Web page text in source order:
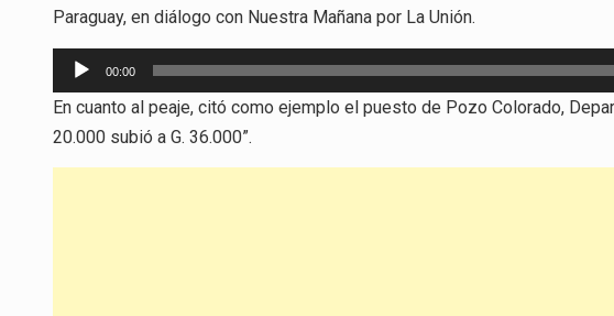
Paraguay, en diálogo con Nuestra Mañana por La Unión.
Reproductor
de
audio
00:00
En cuanto al peaje, citó como ejemplo el puesto de Pozo Colorado,
20.000 subió a G. 36.000”.